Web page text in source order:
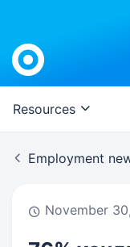
Work.ua
Resources
Employment
November